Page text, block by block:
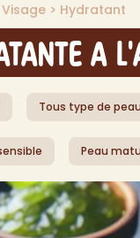
>
Visage > Hydratant
a
Tous type de peau
Peau